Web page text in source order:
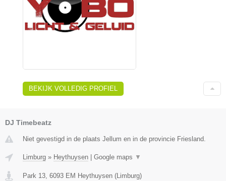
BEKIJK VOLLEDIG PROFIEL
DJ Timebeatz
Niet gevestigd in de plaats Jellum en in de provincie Friesland.
Limburg » Heythuysen Google maps ▼
Park 13 6093 EM Heythuysen ( Limburg)